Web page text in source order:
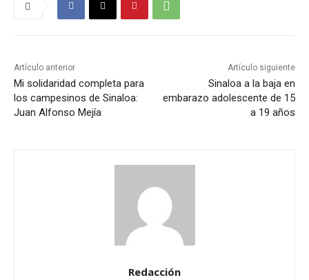
Artículo anterior
Mi solidaridad completa para
los campesinos de Sinaloa:
Juan Alfonso Mejía
Artículo siguiente
Sinaloa a la baja en
embarazo adolescente de 15
a 19 años
Redacción